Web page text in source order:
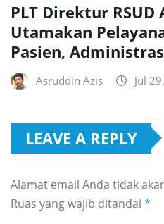
PLT Direktur
Utamakan
Pasien,
Asruddin Azis Jul
LEAVE A REPLY
Alamat email Anda tidak
Ruas yang wajib ditandai *